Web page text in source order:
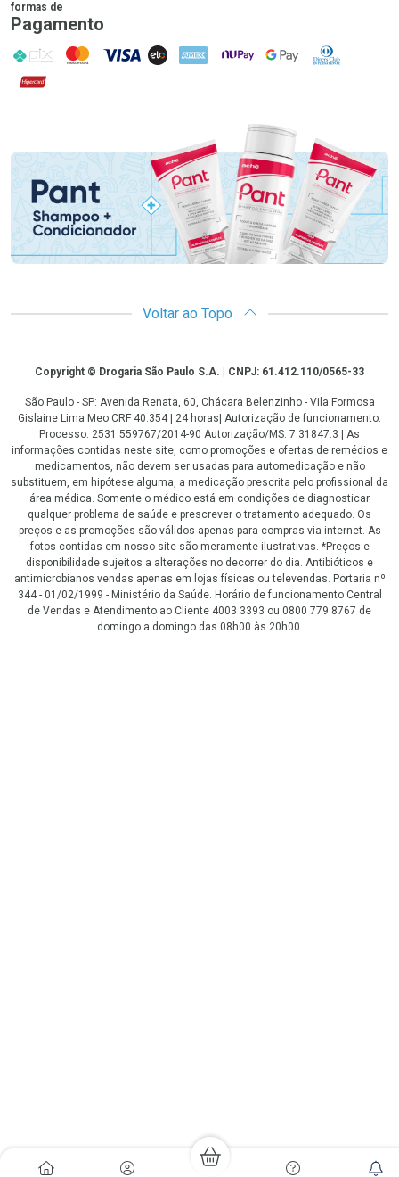
formas de
Pagamento
PIX MasterCard
VISA ELO AMEX NuPay Google PayDiners Club
Hipercard
Promoção em Destaque
Voltar ao Topo
CopyrightCopyright © Drogaria São Paulo S.A. | CNPJ: 61.412.110/0565-33
São Paulo - SP: Avenida Renata, 60, Chácara Belenzinho - Vila Formosa
Gislaine Lima Meo CRF 40.354 | 24 horas| Autorização de funcionamento:
Processo: 2531.559767/2014-90 Autorização/MS: 7.31847.3 | As
informações contidas neste site, como promoções e ofertas de remédios e
medicamentos, não devem ser usadas para automedicação e não
substituem, em hipótese alguma, a medicação prescrita pelo profissional da
área médica. Somente o médico está em condições de diagnosticar
qualquer problema de saúde e prescrever o tratamento adequado. Os
preços e as promoções são válidos apenas para compras via internet. As
fotos contidas em nosso site são meramente ilustrativas. *Preços e
disponibilidade sujeitos a alterações no decorrer do dia. Antibióticos e
antimicrobianos vendas apenas em lojas físicas ou televendas. Portaria nº
344 - 01/02/1999 - Ministério da Saúde. Horário de funcionamento Central
de Vendas e Atendimento ao Cliente 4003 3393 ou 0800 779 8767 de
domingo a domingo das 08h00 às 20h00.